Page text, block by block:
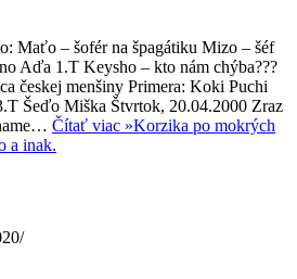
Maťo – šofér na špagátiku Mizo – šéf
Aďa 1.T Keysho – kto nám chýba???
českej menšiny Primera: Koki Puchi
Šeďo Miška Štvrtok, 20.04.2000 Zraz
Čítať viac »Korzika po mokrých
a inak.